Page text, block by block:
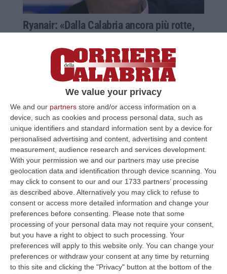
We value your privacy
We and our partners store and/or access information on a
device, such as cookies and process personal data, such as
unique identifiers and standard information sent by a device for
personalised advertising and content, advertising and content
measurement, audience research and services development.
With your permission we and our partners may use precise
geolocation data and identification through device scanning. You
may click to consent to our and our 1733 partners’ processing
as described above. Alternatively you may click to refuse to
consent or access more detailed information and change your
preferences before consenting.
Please note that some
processing of your personal data may not require your consent,
but you have a right to object to such processing. Your
preferences will apply to this website only. You can change your
preferences or withdraw your consent at any time by returning
to this site and clicking the "Privacy" button at the bottom of the
Ryanair: «Dalla Calabria ancora più rotte,
nuove»
Le parole del Ceo Eddie Wilson ad un evento
organizzato dalla Regione al Parlamento
europeo. «Continueremo ad investire»
Pubblicato il: 04/02/25 – 11:01
Ryanair, parla Wilson: «Trasformeremo la